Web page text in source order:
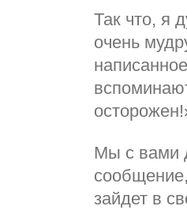
Так что, я
очень
Мы с вами
зайдет в